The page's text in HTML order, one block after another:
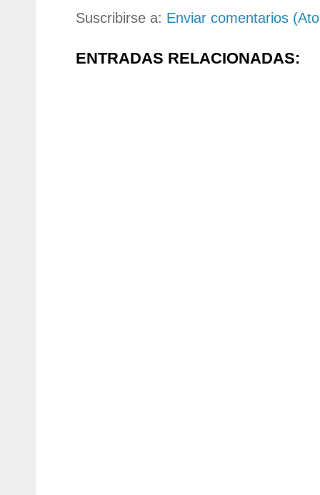
Suscribirse a: Enviar comentarios
ENTRADAS RELACIONADAS: